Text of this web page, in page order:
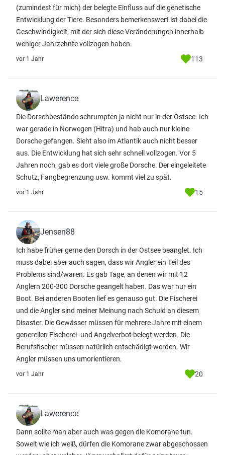
(zumindest für mich) der belegte Einfluss auf die genetische
Entwicklung der Tiere. Besonders bemerkenswert ist dabei die
Geschwindigkeit, mit der sich diese Veränderungen innerhalb
weniger Jahrzehnte vollzogen haben.
vor 1 Jahr 113
Lawerence
Die Dorschbestände schrumpfen ja nicht nur in der Ostsee. Ich
war gerade in Norwegen (Hitra) und hab auch nur kleine
Dorsche gefangen. Sieht also im Atlantik auch nicht besser
aus. Die Entwicklung hat sich sehr schnell vollzogen. Vor 5
Jahren noch, gab es dort viele große Dorsche. Der eingeleitete
Schutz, Fangbegrenzung usw. kommt viel zu spät.
vor 1 Jahr 15
Jensen88
Ich habe früher gerne den Dorsch in der Ostsee beanglet. Ich
muss dabei aber auch sagen, dass wir Angler ein Teil des
Problems sind/waren. Es gab Tage, an denen wir mit 12
Anglern 200-300 Dorsche geangelt haben. Das war nur ein
Boot. Bei anderen Booten lief es genauso gut. Die Fischerei
und die Angler sind meiner Meinung nach Schuld an diesem
Disaster. Die Gewässer müssen für mehrere Jahre mit einem
generellen Fischerei- und Angelverbot belegt werden. Die
Berufsfischer müssen natürlich entschädigt werden. Wir
Angler müssen uns umorientieren.
vor 1 Jahr 20
Lawerence
Dann sollte man aber auch was gegen die Komorane tun.
Soweit wie ich weiß, dürfen die Komorane zwar abgeschossen